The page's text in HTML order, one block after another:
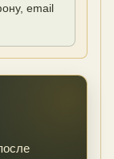
email